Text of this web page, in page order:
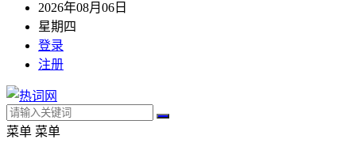
2026年08月06日
星期四
登录
注册
菜单 菜单